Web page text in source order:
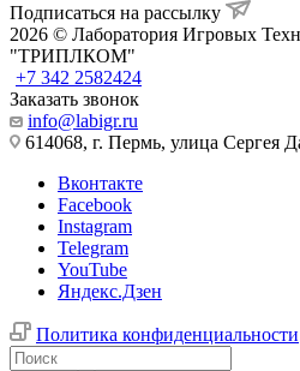
Подписаться на рассылку
2026 © Лаборатория Игровых
"ТРИПЛКОМ"
+7 342 2582424
Заказать звонок
info@labigr.ru
614068, г. Пермь, улица Сергея
Вконтакте
Facebook
Instagram
Telegram
YouTube
Яндекс.Дзен
Политика конфиденциальности